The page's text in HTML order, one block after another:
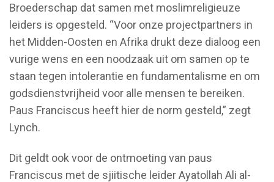
Broederschap dat samen met moslimreligieuze
leiders is opgesteld. “Voor onze projectpartners in
het Midden-Oosten en Afrika drukt deze dialoog een
vurige wens en een noodzaak uit om samen op te
staan tegen intolerantie en fundamentalisme en om
godsdienstvrijheid voor alle mensen te bereiken.
Paus Franciscus heeft hier de norm gesteld,” zegt
Lynch.
Dit geldt ook voor de ontmoeting van paus
Franciscus met de sjiitische leider Ayatollah Ali al-